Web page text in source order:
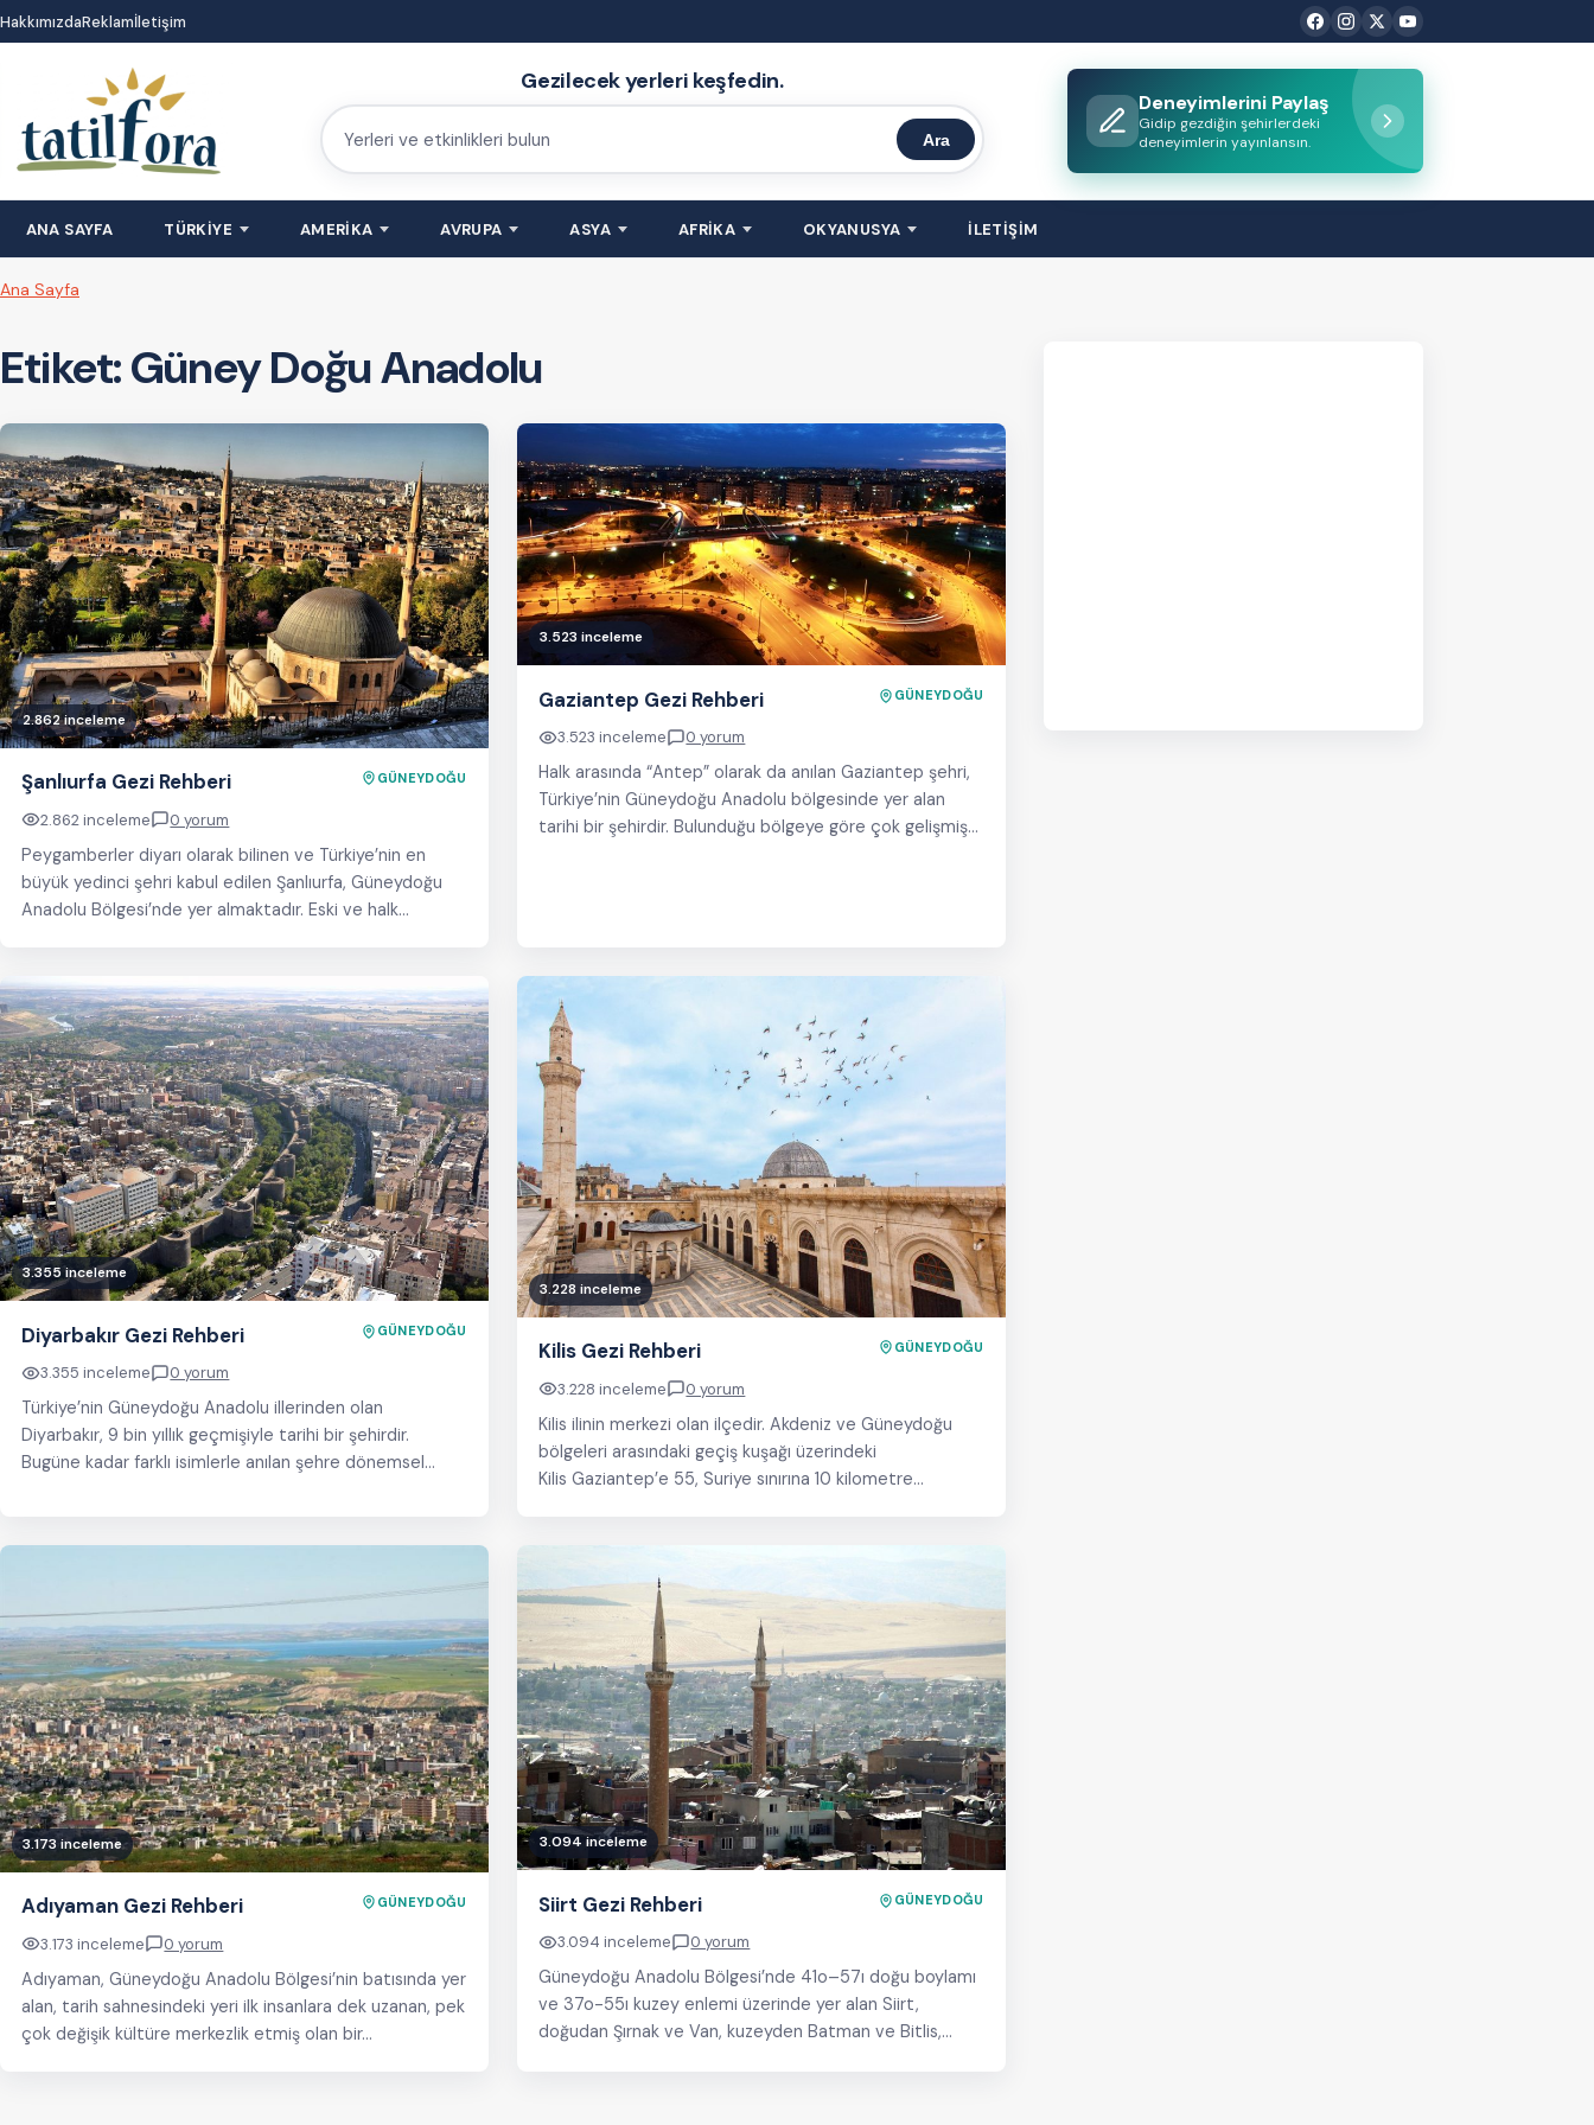
İçeriğe
atla
HakkımızdaReklamİletişim
Gezilecek yerleri keşfedin.
Yerleri
Ara
Deneyimlerini Paylaş
Gidip gezdiğin şehirlerdeki
deneyimlerin yayınlansın.
ANA SAYFA TÜRKİYE AMERİKA AVRUPA ASYA AFRİKA OKYANUSYA İLETİŞİM
Ana Sayfa
Etiket:Güney Doğu Anadolu
2.862 inceleme
Şanlıurfa Gezi Rehberi GÜNEYDOĞU
2.862 inceleme 0 yorum
Peygamberler diyarı olarak bilinen ve Türkiye’nin en
büyük yedinci şehri kabul edilen Şanlıurfa, Güneydoğu
Anadolu Bölgesi’nde yer almaktadır. Eski ve halk
3.523 inceleme
Gaziantep Gezi Rehberi GÜNEYDOĞU
3.523 inceleme 0 yorum
Halk arasında “Antep” olarak da anılan Gaziantep şehri,
Türkiye’nin Güneydoğu Anadolu bölgesinde yer alan
tarihi bir şehirdir. Bulunduğu bölgeye göre çok gelişmiş…
3.355 inceleme
Diyarbakır Gezi Rehberi GÜNEYDOĞU
3.355 inceleme 0 yorum
Türkiye’nin Güneydoğu Anadolu illerinden olan
Diyarbakır, 9 bin yıllık geçmişiyle tarihi bir şehirdir.
Bugüne kadar farklı isimlerle anılan şehre dönemsel
3.228 inceleme
Kilis Gezi Rehberi GÜNEYDOĞU
3.228 inceleme 0 yorum
Kilis ilinin merkezi olan ilçedir. Akdeniz ve Güneydoğu
bölgeleri arasındaki geçiş kuşağı üzerindeki
Kilis Gaziantep’e 55, Suriye sınırına 10 kilometre
3.173 inceleme
Adıyaman Gezi Rehberi GÜNEYDOĞU
3.173 inceleme 0 yorum
Adıyaman, Güneydoğu Anadolu Bölgesi’nin batısında yer
alan, tarih sahnesindeki yeri ilk insanlara dek uzanan, pek
çok değişik kültüre merkezlik etmiş olan bir…
3.094 inceleme
Siirt Gezi Rehberi GÜNEYDOĞU
3.094 inceleme 0 yorum
Güneydoğu Anadolu Bölgesi’nde 41o–57ı doğu boylamı
ve 37o-55ı kuzey enlemi üzerinde yer alan Siirt,
doğudan Şırnak ve Van, kuzeyden Batman ve Bitlis,…